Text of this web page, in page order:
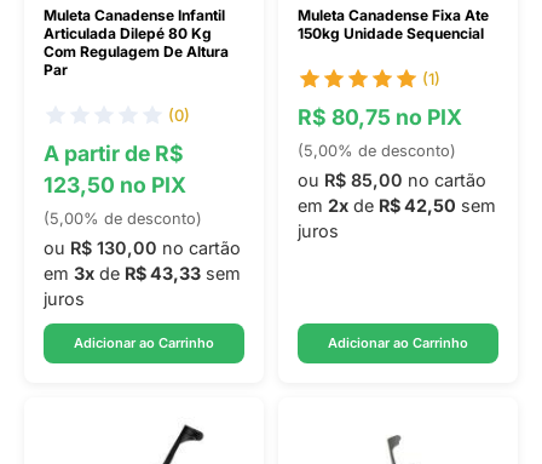
Muleta Canadense Infantil
Articulada Dilepé 80 Kg
Com Regulagem De Altura
Par
(0)
A partir de R$
123,50 no PIX
(5,00% de desconto)
ou R$ 130,00 no cartão
em 3x de R$ 43,33 sem
juros
Adicionar ao Carrinho
Muleta Canadense Fixa Ate
150kg Unidade Sequencial
(1)
R$ 80,75 no PIX
(5,00% de desconto)
ou R$ 85,00 no cartão
em 2x de R$ 42,50 sem
juros
Adicionar ao Carrinho